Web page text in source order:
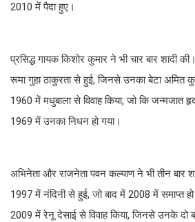
2010 में पैदा हुए।
प्रसिद्ध गायक किशोर कुमार ने भी चार बार शादी
रूमा गुहा ठाकुरता से हुई, जिनसे उनका बेटा अमित
1960 में मधुबाला से विवाह किया, जो कि जन्मजात
1969 में उनका निधन हो गया।
अभिनेता और राजनेता पवन कल्याण ने भी तीन बार
1997 में नंदिनी से हुई, जो बाद में 2008 में समाप्त
2009 में रेनू देसाई से विवाह किया, जिनसे उनके